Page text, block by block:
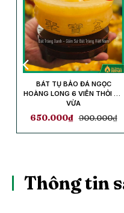
BÁT TỤ BẢO ĐÁ NGỌC
HOÀNG LONG 6 VIÊN THỎI CỠ
VỪA
650.000₫ 900.000₫
Thông tin